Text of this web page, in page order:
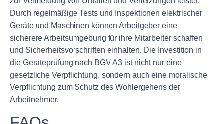
Durch regelmäßige Tests und Inspektionen elektrischer
Geräte und Maschinen können Arbeitgeber eine
sicherere Arbeitsumgebung für ihre Mitarbeiter schaffen
und Sicherheitsvorschriften einhalten. Die Investition in
die Geräteprüfung nach BGV A3 ist nicht nur eine
gesetzliche Verpflichtung, sondern auch eine moralische
Verpflichtung zum Schutz des Wohlergehens der
Arbeitnehmer.